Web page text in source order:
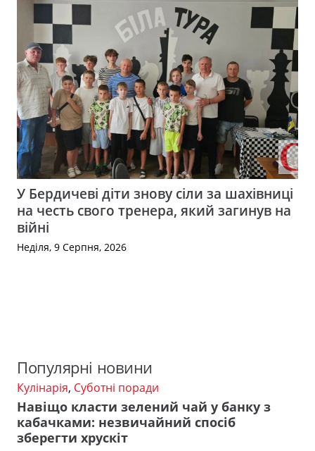
У Бердичеві діти знову сіли за шахівниці
на честь свого тренера, який загинув на
війні
Неділя, 9 Серпня, 2026
Популярні новини
Кулінарія, Суботні поради
Навіщо класти зелений чай у банку з
кабачками: незвичайний спосіб
зберегти хрускіт